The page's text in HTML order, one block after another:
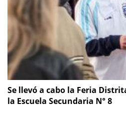
Se llevó a cabo la Feria
la Escuela Secundaria N° 8